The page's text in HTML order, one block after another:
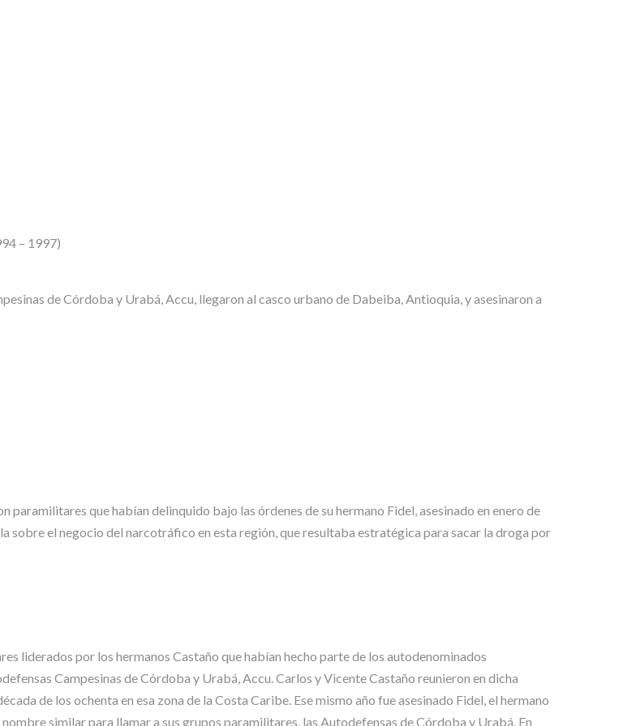
– 1997)
de Córdoba y Urabá, Accu, llegaron al casco urbano de Dabeiba, Antioquia, y asesinaron a
paramilitares que habían delinquido bajo las órdenes de su hermano Fidel, asesinado en enero de
sobre el negocio del narcotráfico en esta región, que resultaba estratégica para sacar la droga por
liderados por los hermanos Castaño que habían hecho parte de los autodenominados
Campesinas de Córdoba y Urabá, Accu. Carlos y Vicente Castaño reunieron en dicha
de los ochenta en esa zona de la Costa Caribe. Ese mismo año fue asesinado Fidel, el hermano
similar para llamar a sus grupos paramilitares, las Autodefensas de Córdoba y Urabá. En